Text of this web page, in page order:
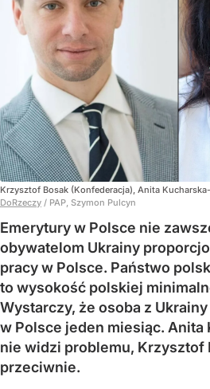
Krzysztof Bosak (Konfederacja), Anita
DoRzeczy / PAP, Szymon Pulcyn
Emerytury w Polsce nie
obywatelom Ukrainy
pracy w Polsce. Państwo
to wysokość polskiej
Wystarczy, że osoba z
w Polsce jeden miesiąc.
nie widzi problemu, Krzysztof
przeciwnie.